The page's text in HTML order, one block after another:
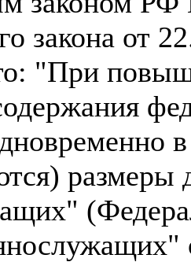
закона от
"При
размеры